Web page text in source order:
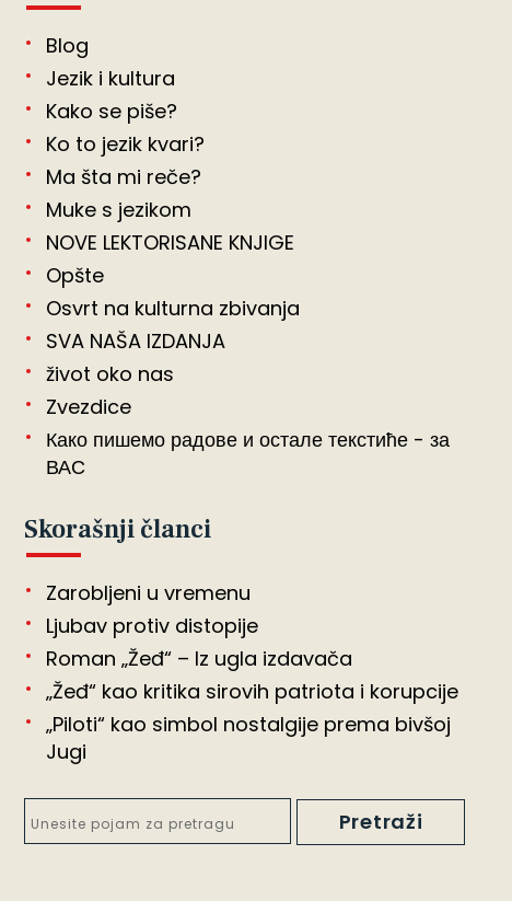
Blog
Jezik i kultura
Kako se piše?
Ko to jezik kvari?
Ma šta mi reče?
Muke s jezikom
NOVE LEKTORISANE KNJIGE
Opšte
Osvrt na kulturna zbivanja
SVA NAŠA IZDANJA
život oko nas
Zvezdice
Како пишемо радове и остале текстиће - за
ВАС
Skorašnji članci
Zarobljeni u vremenu
Ljubav protiv distopije
Roman „Žeđ“ – Iz ugla izdavača
„Žeđ“ kao kritika sirovih patriota i korupcije
„Piloti“ kao simbol nostalgije prema bivšoj
Jugi